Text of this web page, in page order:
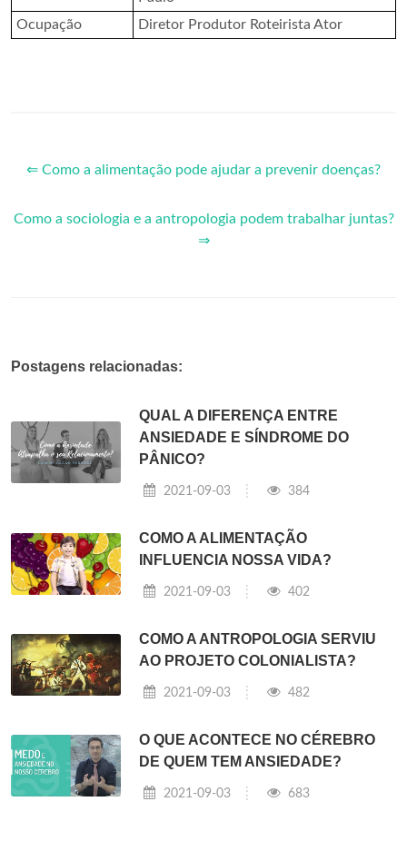
Ocupação
Diretor Produtor Roteirista Ator
⇐ Como a alimentação pode ajudar a prevenir doenças?
Como a sociologia e a antropologia podem trabalhar juntas?
⇒
Postagens relacionadas:
QUAL A DIFERENÇA ENTRE
ANSIEDADE E SÍNDROME DO
PÂNICO?
2021-09-03 384
COMO A ALIMENTAÇÃO
INFLUENCIA NOSSA VIDA?
2021-09-03 402
COMO A ANTROPOLOGIA SERVIU
AO PROJETO COLONIALISTA?
2021-09-03 482
O QUE ACONTECE NO CÉREBRO
DE QUEM TEM ANSIEDADE?
2021-09-03 683